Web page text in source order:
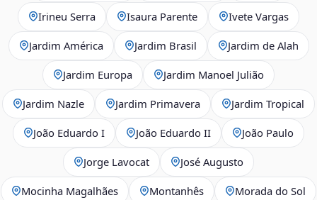
Irineu Serra Isaura Parente Ivete Vargas
Jardim América Jardim Brasil Jardim de Alah
Jardim Europa Jardim Manoel Julião
Jardim Nazle Jardim Primavera Jardim Tropical
João Eduardo I João Eduardo II João Paulo
Jorge Lavocat José Augusto
Mocinha Magalhães Montanhês Morada do Sol